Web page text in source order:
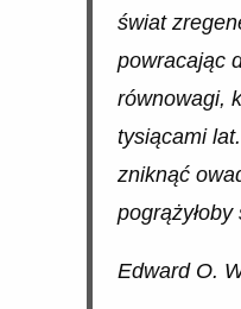
świat
powracając
równowagi,
tysiącami
zniknąć
Edward O.